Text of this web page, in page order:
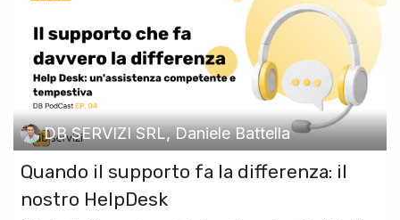
DB SERVIZI SRL, Daniele Battella
Quando il supporto fa la differenza: il
nostro HelpDesk